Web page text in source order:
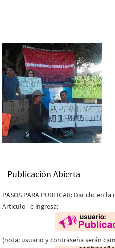
Publicación Abierta
PASOS PARA PUBLICAR: Dar clic en
Artículo” e ingresa:
(nota: usuario y contraseña serán